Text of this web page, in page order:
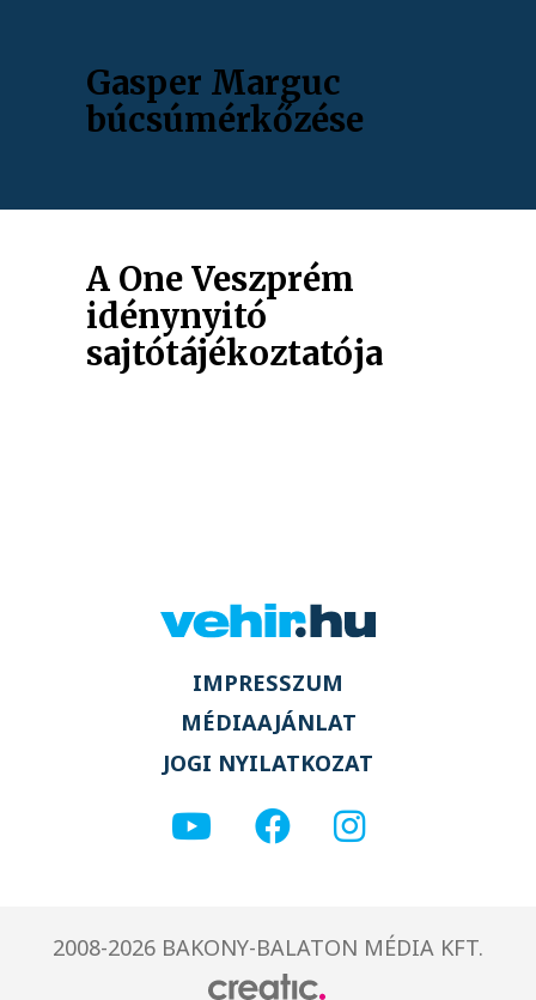
Gasper Marguc
búcsúmérkőzése
A One Veszprém
idénynyitó
sajtótájékoztatója
IMPRESSZUM
MÉDIAAJÁNLAT
JOGI NYILATKOZAT
2008-2026 BAKONY-BALATON MÉDIA KFT.